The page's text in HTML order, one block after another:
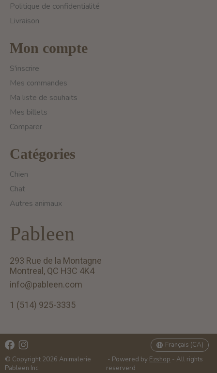
Politique de confidentialité
Livraison
Mon compte
S'inscrire
Mes commandes
Ma liste de souhaits
Mes billets
Comparer
Catégories
Chien
Chat
Autres animaux
Pableen
293 Rue de la Montagne
Montreal, QC H3C 4K4
info@pableen.com
1 (514) 925-3335
© Copyright 2026 Animalerie
Pableen Inc.
- Powered by Ezshop - All rights
reserverd
Français (CA)